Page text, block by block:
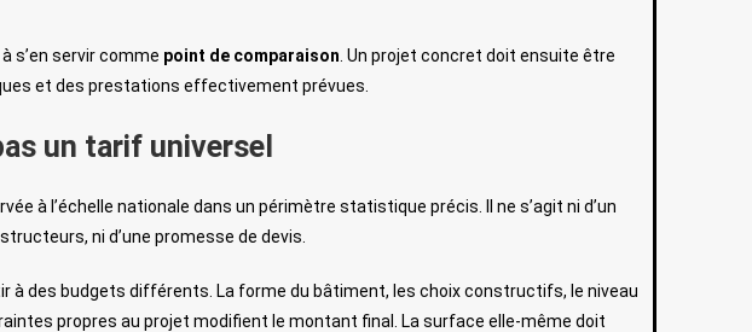
s’en servir comme point de comparaison . Un projet concret doit ensuite être
et des prestations effectivement prévues.
un tarif universel
à l’échelle nationale dans un périmètre statistique précis. Il ne s’agit ni d’un
ni d’une promesse de devis.
à des budgets différents. La forme du bâtiment, les choix constructifs, le niveau
propres au projet modifient le montant final. La surface elle-même doit